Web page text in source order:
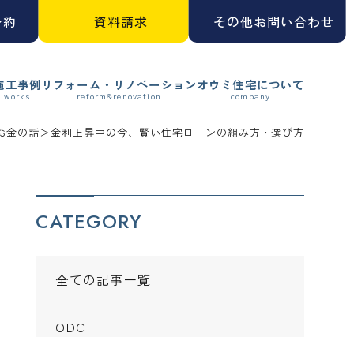
資料請求 その他お問い合わせ
工事例 リフォーム・リノベーションオウミ住宅について
金の話＞金利上昇中の今、賢い住宅ローンの組み方・選び方
CATEGORY
全ての記事一覧
ODC